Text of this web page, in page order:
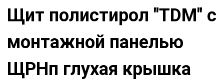
Щит полистирол "TDМ" с
монтажной панелью
ЩРНп глухая крышка